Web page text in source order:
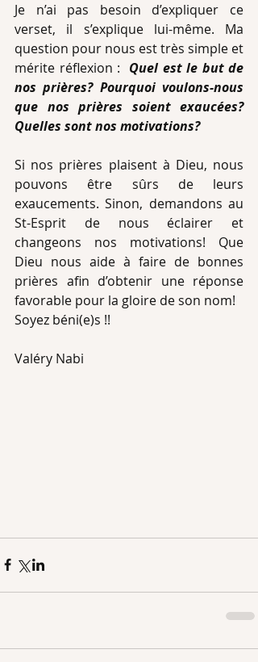
Je n’ai pas besoin d’expliquer ce
verset, il s’explique lui-même. Ma
question pour nous est très simple et
mérite réflexion : Quel est le but de
nos prières? Pourquoi voulons-nous
que nos prières soient exaucées?
Quelles sont nos motivations?
Si nos prières plaisent à Dieu, nous
pouvons être sûrs de leurs
exaucements. Sinon, demandons au
St-Esprit de nous éclairer et
changeons nos motivations! Que
Dieu nous aide à faire de bonnes
prières afin d’obtenir une réponse
favorable pour la gloire de son nom!
Soyez béni(e)s !!
Valéry Nabi